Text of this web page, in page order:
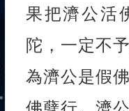
果把濟公活
陀，一定不
為濟公是假